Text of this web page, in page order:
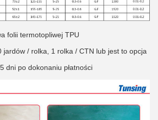
folii termotopliwej TPU
jardów / rolka, 1 rolka / CTN lub jest to opcja
dni po dokonaniu płatności